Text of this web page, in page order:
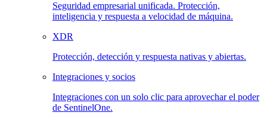
Seguridad empresarial unificada. Protección,
inteligencia y respuesta a velocidad de máquina.
XDR
Protección, detección y respuesta nativas y abiertas.
Integraciones y socios
Integraciones con un solo clic para aprovechar el poder
de SentinelOne.